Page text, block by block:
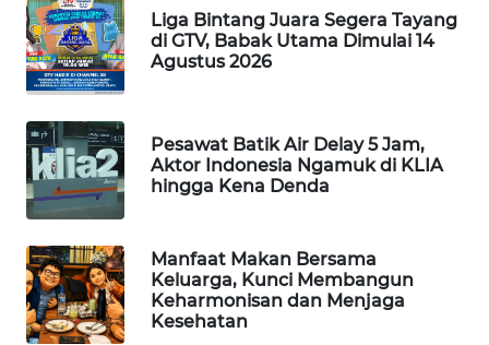
Liga Bintang Juara Segera Tayang
di GTV, Babak Utama Dimulai 14
Agustus 2026
Pesawat Batik Air Delay 5 Jam,
Aktor Indonesia Ngamuk di KLIA
hingga Kena Denda
Manfaat Makan Bersama
Keluarga, Kunci Membangun
Keharmonisan dan Menjaga
Kesehatan
WAHANANEWS
NET
WAHANA
WAHANA
UMKM
WAHANA
SELEB
WAHANA